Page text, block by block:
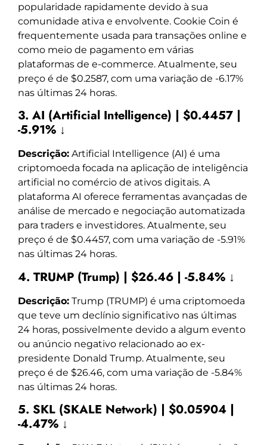
popularidade rapidamente devido à sua
comunidade ativa e envolvente. Cookie Coin é
frequentemente usada para transações online e
como meio de pagamento em várias
plataformas de e-commerce. Atualmente, seu
preço é de $0.2587, com uma variação de -6.17%
nas últimas 24 horas.
3. AI (Artificial Intelligence) | $0.4457 |
-5.91% ↓
Descrição: Artificial Intelligence (AI) é uma
criptomoeda focada na aplicação de inteligência
artificial no comércio de ativos digitais. A
plataforma AI oferece ferramentas avançadas de
análise de mercado e negociação automatizada
para traders e investidores. Atualmente, seu
preço é de $0.4457, com uma variação de -5.91%
nas últimas 24 horas.
4. TRUMP (Trump) | $26.46 | -5.84% ↓
Descrição: Trump (TRUMP) é uma criptomoeda
que teve um declínio significativo nas últimas
24 horas, possivelmente devido a algum evento
ou anúncio negativo relacionado ao ex-
presidente Donald Trump. Atualmente, seu
preço é de $26.46, com uma variação de -5.84%
nas últimas 24 horas.
5. SKL (SKALE Network) | $0.05904 |
-4.47% ↓